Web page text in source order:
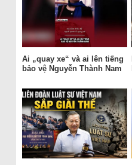
Ai „quay xe“ và ai lên tiếng
bảo vệ Nguyễn Thành Nam